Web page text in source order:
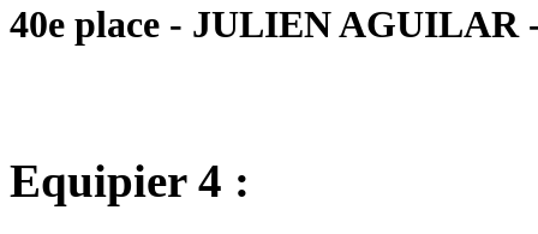
40e place - JULIEN AGUILAR
Equipier 4 :